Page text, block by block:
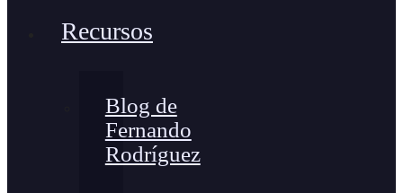
Recursos
Blog de
Fernando
Rodríguez